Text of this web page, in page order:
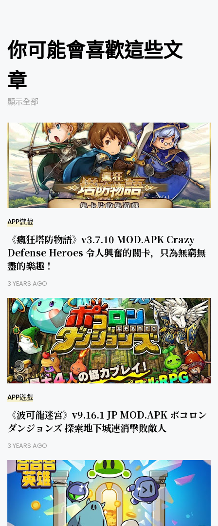
你可能會喜歡這些文
章
顯示全部
APP遊戲
《瘋狂塔防物語》v3.7.10 MOD.APK Crazy
Defense Heroes 令人興奮的關卡，只為無窮無
盡的樂趣！
3 YEARS AGO
APP遊戲
《波可龍迷宮》v9.16.1 JP MOD.APK ポコロン
ダンジョンズ 探索地下城連消擊敗敵人
3 YEARS AGO